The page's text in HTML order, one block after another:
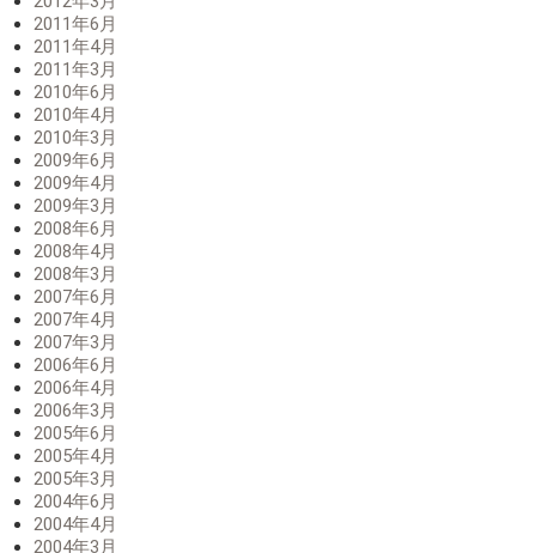
2011年6月
2011年4月
2011年3月
2010年6月
2010年4月
2010年3月
2009年6月
2009年4月
2009年3月
2008年6月
2008年4月
2008年3月
2007年6月
2007年4月
2007年3月
2006年6月
2006年4月
2006年3月
2005年6月
2005年4月
2005年3月
2004年6月
2004年4月
2004年3月